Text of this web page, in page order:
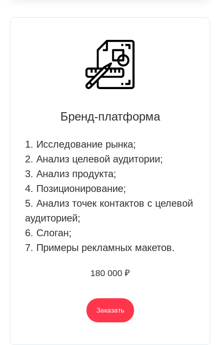
Бренд-платформа
1. Исследование рынка;
2. Анализ целевой аудитории;
3. Анализ продукта;
4. Позиционирование;
5. Анализ точек контактов с целевой
аудиторией;
6. Cлоган;
7. Примеры рекламных макетов.
180 000 ₽
Заказать